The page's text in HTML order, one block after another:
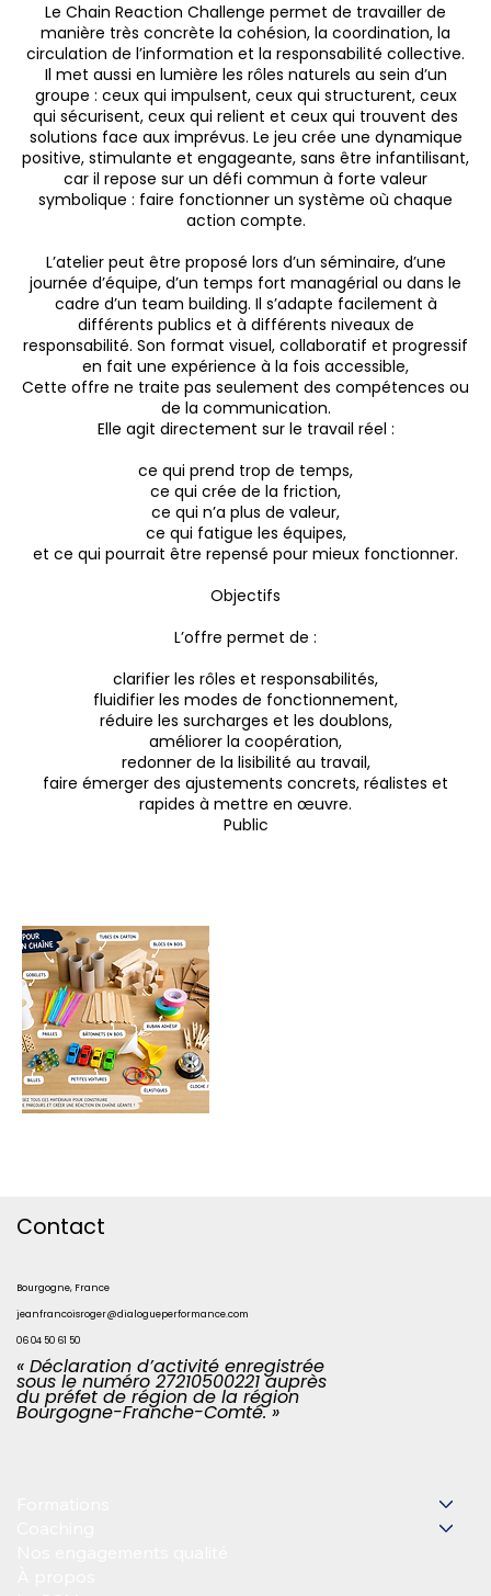
Le Chain Reaction Challenge permet de travailler de
manière très concrète la cohésion, la coordination, la
circulation de l’information et la responsabilité collective.
Il met aussi en lumière les rôles naturels au sein d’un
groupe : ceux qui impulsent, ceux qui structurent, ceux
qui sécurisent, ceux qui relient et ceux qui trouvent des
solutions face aux imprévus. Le jeu crée une dynamique
positive, stimulante et engageante, sans être infantilisant,
car il repose sur un défi commun à forte valeur
symbolique : faire fonctionner un système où chaque
action compte.
L’atelier peut être proposé lors d’un séminaire, d’une
journée d’équipe, d’un temps fort managérial ou dans le
cadre d’un team building. Il s’adapte facilement à
différents publics et à différents niveaux de
responsabilité. Son format visuel, collaboratif et progressif
en fait une expérience à la fois accessible,
Cette offre ne traite pas seulement des compétences ou
de la communication.
Elle agit directement sur le travail réel :
ce qui prend trop de temps,
ce qui crée de la friction,
ce qui n’a plus de valeur,
ce qui fatigue les équipes,
et ce qui pourrait être repensé pour mieux fonctionner.
Objectifs
L’offre permet de :
clarifier les rôles et responsabilités,
fluidifier les modes de fonctionnement,
réduire les surcharges et les doublons,
améliorer la coopération,
redonner de la lisibilité au travail,
faire émerger des ajustements concrets, réalistes et
rapides à mettre en œuvre.
Public
Contact
Bourgogne, France
jeanfrancoisroger@dialogueperformance.com
06 04 50 61 50
« Déclaration d’activité enregistrée
sous le numéro 27210500221 auprès
du préfet de région de la région
Bourgogne-Franche-Comté. »